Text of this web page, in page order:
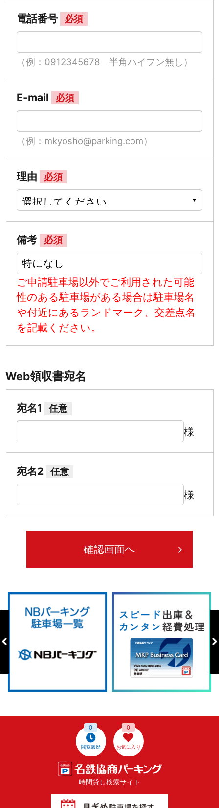
電話番号 必須
（例：0912345678 半角ハイフン無し）
E-mail 必須
（例：mkyosho@parking.com）
理由 必須
備考 必須
ご申請駐車場以外でご利用された可能
性のある駐車場がある場合は駐車場名
や付近にあるランドマーク、交差点名
を記載ください。
Web領収書宛名
宛名1 任意
様
宛名2 任意
様
閲覧履歴
0
お気に入り
0
時間貸し検索サイト